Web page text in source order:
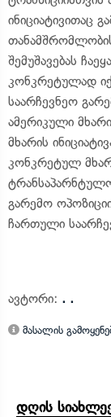
ინიციატივითაც
შემუშავებას
კონკრეტულად
საარჩევნეო
ამერიკული
მხარის
კონკრეტულ
გარემო
ჩართული
ავტორი: . .
მასალის
დღის